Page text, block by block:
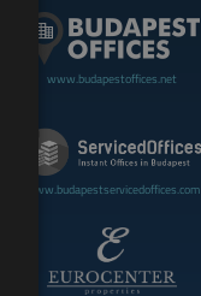
www.budapestoffices.net
www.budapestservicedoffices.com